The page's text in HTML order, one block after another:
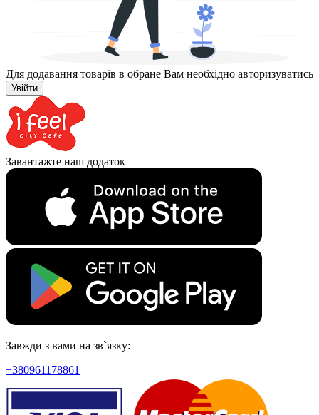
Для додавання товарів в обране Вам необхідно авторизуватись
Увійти
Завантажте наш додаток
Завжди з вами на зв`язку:
+380961178861